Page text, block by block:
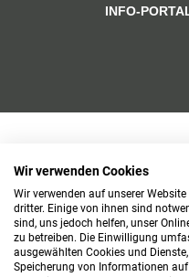
INFO-
Wir verwenden Cookies
Wir verwenden auf unserer
dritter. Einige von ihnen sind
sind, uns jedoch helfen, unser
zu betreiben. Die Einwilligung
ausgewählten Cookies und
Speicherung von Informationen